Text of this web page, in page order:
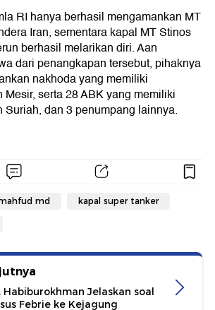
RI hanya berhasil mengamankan MT
Iran, sementara kapal MT Stinos
berhasil melarikan diri. Aan
dari penangkapan tersebut, pihaknya
nakhoda yang memiliki
serta 28 ABK yang memiliki
Suriah, dan 3 penumpang lainnya.
md kapal super tanker
Jelaskan soal
Febrie ke Kejagung